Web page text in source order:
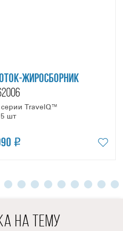
ЖИРОСБОРНИК
TravelQ™
5 шт
НА ТЕМУ